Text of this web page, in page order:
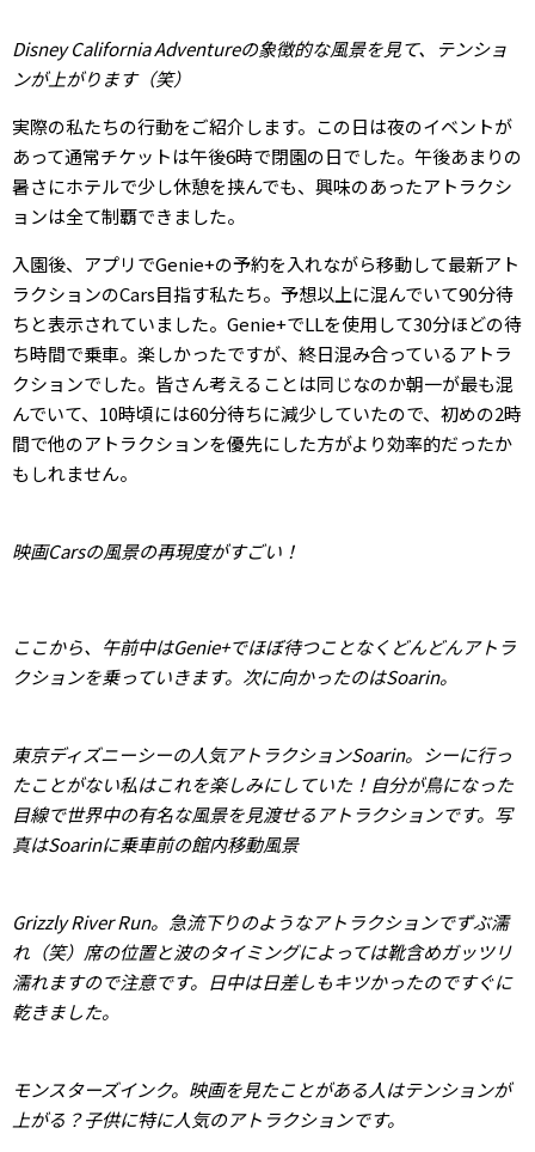
Disney California Adventureの象徴的な風景を見て、テンショ
ンが上がります（笑）
実際の私たちの行動をご紹介します。この日は夜のイベントが
あって通常チケットは午後6時で閉園の日でした。午後あまりの
暑さにホテルで少し休憩を挟んでも、興味のあったアトラクシ
ョンは全て制覇できました。
入園後、アプリでGenie+の予約を入れながら移動して最新アト
ラクションのCars目指す私たち。予想以上に混んでいて90分待
ちと表示されていました。Genie+でLLを使用して30分ほどの待
ち時間で乗車。楽しかったですが、終日混み合っているアトラ
クションでした。皆さん考えることは同じなのか朝一が最も混
んでいて、10時頃には60分待ちに減少していたので、初めの2時
間で他のアトラクションを優先にした方がより効率的だったか
もしれません。
映画Carsの風景の再現度がすごい！
ここから、午前中はGenie+でほぼ待つことなくどんどんアトラ
クションを乗っていきます。次に向かったのはSoarin。
東京ディズニーシーの人気アトラクションSoarin。シーに行っ
たことがない私はこれを楽しみにしていた！自分が鳥になった
目線で世界中の有名な風景を見渡せるアトラクションです。写
真はSoarinに乗車前の館内移動風景
Grizzly River Run。急流下りのようなアトラクションでずぶ濡
れ（笑）席の位置と波のタイミングによっては靴含めガッツリ
濡れますので注意です。日中は日差しもキツかったのですぐに
乾きました。
モンスターズインク。映画を見たことがある人はテンションが
上がる？子供に特に人気のアトラクションです。